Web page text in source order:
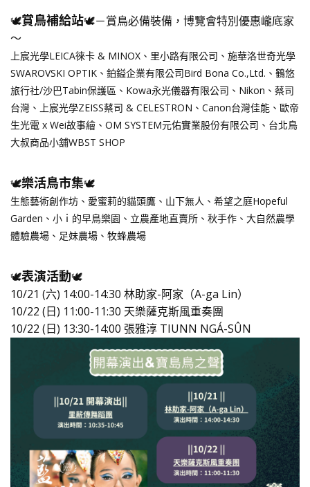
🕊️賞鳥補給站🕊️－賞鳥必備裝備，博覽會特別優惠巄底家
～
上宸光學LEICA徠卡 & MINOX、里小路有限公司、施華洛世奇光學
SWAROVSKI OPTIK、鉑鎰企業有限公司Bird Bona Co.,Ltd.、鶴悠
旅行社/沙巴Tabin保護區、Kowa永光儀器有限公司、Nikon、蔡司
台灣、上宸光學ZEISS蔡司 & CELESTRON、Canon台灣佳能、歐帝
生光電 x Wei故事繪、OM SYSTEM元佑實業股份有限公司、台北鳥
大叔商品小舖WBST SHOP
🕊️樂活鳥市集🕊️
生態藝術創作坊、愛蜜莉的貓頭鷹、山下無人、希望之庭Hopeful
Garden、小ｉ的早鳥樂園、立農產地直賣所、秋手作、大自然農學
體驗農場、足妹農場、牧蜂農場
🕊️表演活動🕊️
10/21 (六) 14:00-14:30 林助家-阿家（A-ga Lin）
10/22 (日) 11:00-11:30 天樂薩克斯風重奏團
10/22 (日) 13:30-14:00 張雅淳 TIUNN NGÁ-SÛN